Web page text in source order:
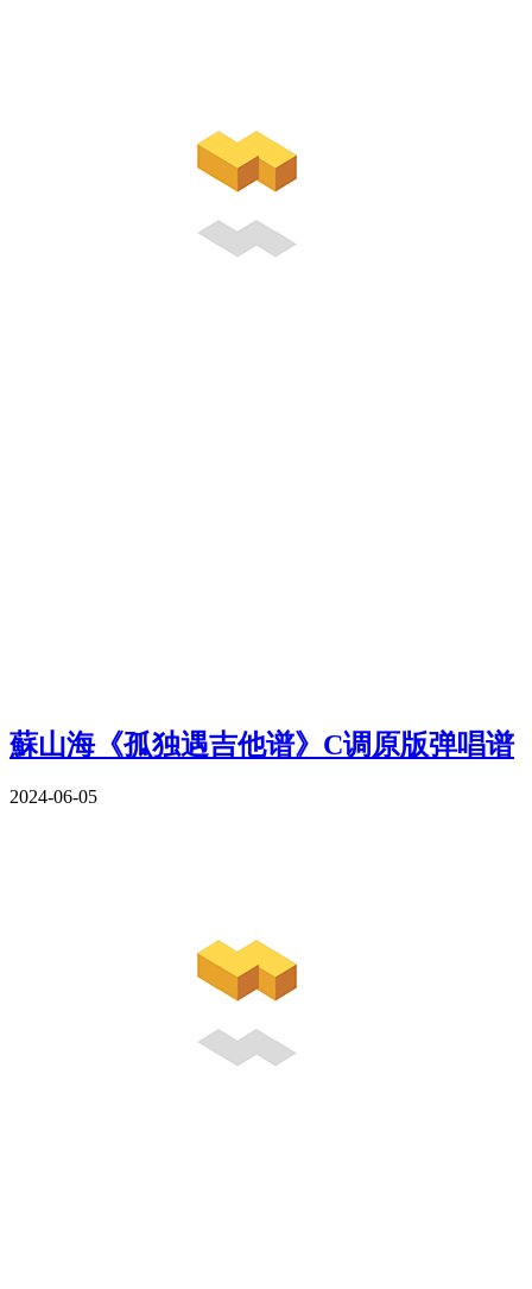
蘇山海《孤独遇吉他谱》C调原版弹唱谱
2024-06-05